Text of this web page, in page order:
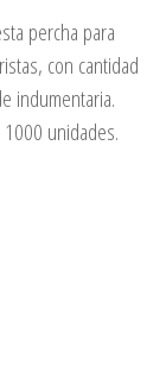
percha para
con cantidad
indumentaria.
unidades.